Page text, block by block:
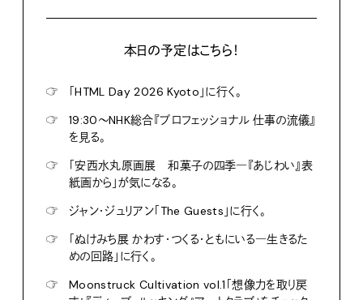
本日の予定はこちら！
☞
「HTML Day 2026 Kyoto」に行く。
☞
19:30〜NHK総合『プロフェッショナル 仕事の流儀』
を見る。
☞
「安西水丸原画展 和菓子の四季―『あじわい』表
紙画から」が気になる。
☞
ジャン・ジュリアン「The Guests」に行く。
☞
「ぬけみち展 かわす・つくる・ともにいる―生きるた
めの回路」に行く。
☞
Moonstruck Cultivation vol.1「想像力を取り戻